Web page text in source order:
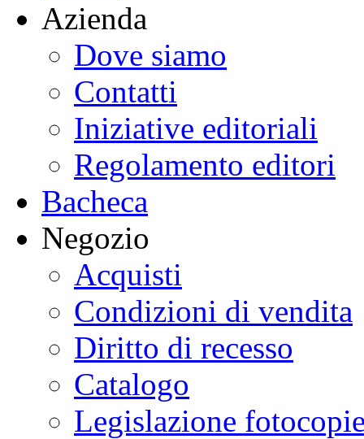
Azienda
Dove siamo
Contatti
Iniziative editoriali
Regolamento editori
Bacheca
Negozio
Acquisti
Condizioni di vendita
Diritto di recesso
Catalogo
Legislazione